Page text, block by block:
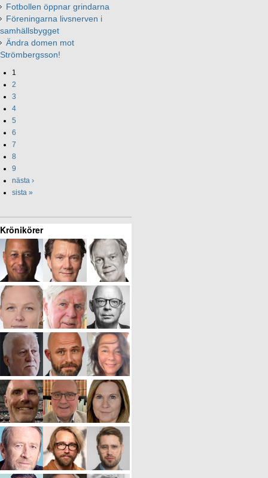
Fotbollen öppnar grindarna
Föreningarna livsnerven i
samhällsbygget
Ändra domen mot
Strömbergsson!
1
2
3
4
5
6
7
8
9
nästa ›
sista »
Krönikörer